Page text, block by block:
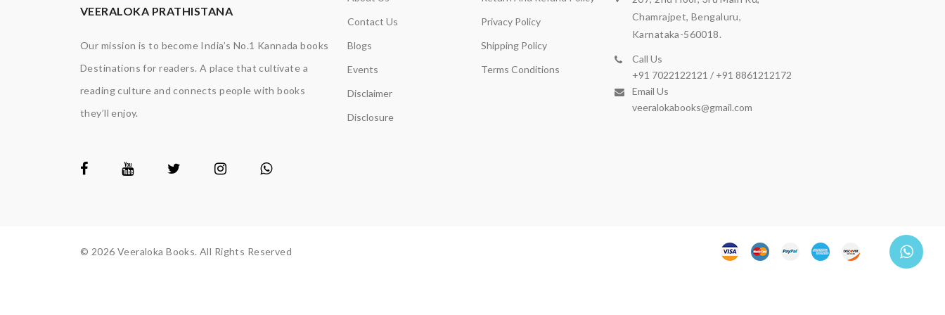
VEERALOKA PRATHISTANA
Our mission is to become India’s No.1 Kannada books
Destinations for readers. A place that cultivate a
reading culture and connects people with books
they’ll enjoy.
Contact Us
Blogs
Events
Disclaimer
Disclosure
Privacy Policy
Shipping Policy
Terms Conditions
Chamrajpet, Bengaluru,
Karnataka-560018.
Call Us
+91 7022122121 / +91 8861212172
Email Us
veeralokabooks@gmail.com
© 2026 Veeraloka Books. All Rights Reserved